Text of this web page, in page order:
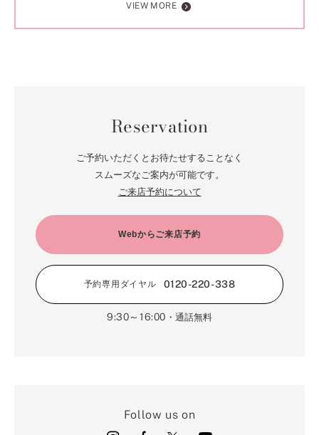
VIEW MORE
Reservation
ご予約いただくとお待たせすることなく
スムーズなご案内が可能です。
ご来店予約について
Webからご来店予約
予約専用ダイヤル 0120-220-338
9:30～16:00 ・通話無料
Follow us on